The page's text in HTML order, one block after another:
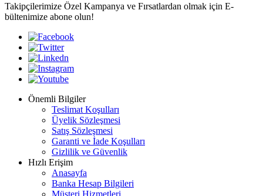
Takipçilerimize Özel Kampanya ve Fırsatlardan olmak için E-
bültenimize abone olun!
Önemli Bilgiler
Teslimat Koşulları
Üyelik Sözleşmesi
Satış Sözleşmesi
Garanti ve İade Koşulları
Gizlilik ve Güvenlik
Hızlı Erişim
Anasayfa
Banka Hesap Bilgileri
Müşteri Hizmetleri